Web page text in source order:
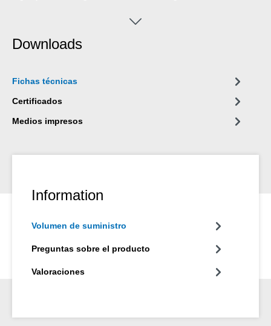
Downloads
Fichas técnicas
Certificados
Medios impresos
Information
Volumen de suministro
Preguntas sobre el producto
Valoraciones